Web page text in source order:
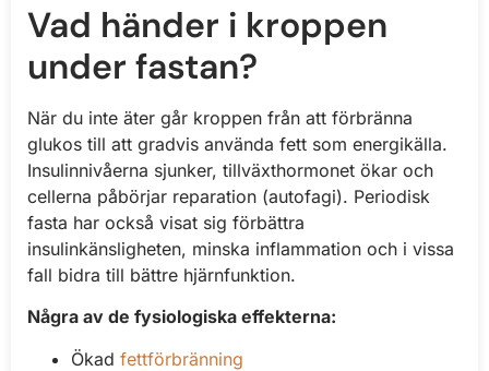
Vad händer i kroppen
under fastan?
När du inte äter går kroppen från att förbränna
glukos till att gradvis använda fett som energikälla.
Insulinnivåerna sjunker, tillväxthormonet ökar och
cellerna påbörjar reparation (autofagi). Periodisk
fasta har också visat sig förbättra
insulinkänsligheten, minska inflammation och i vissa
fall bidra till bättre hjärnfunktion.
Några av de fysiologiska effekterna:
Ökad fettförbränning